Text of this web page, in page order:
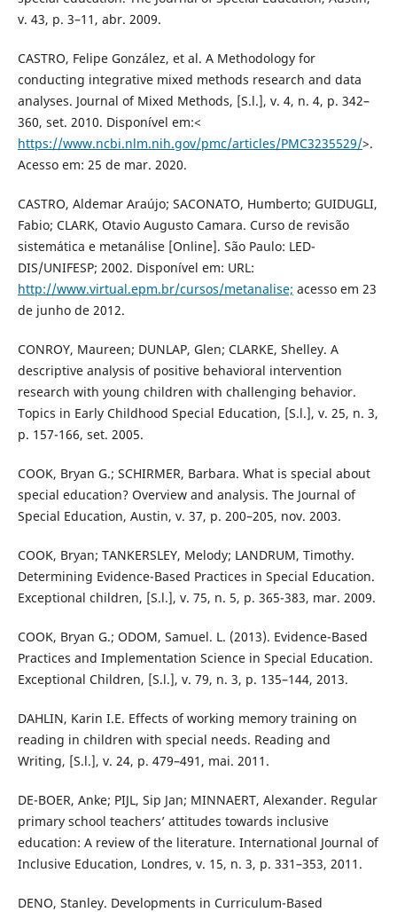
v. 43, p. 3–11, abr. 2009.
CASTRO, Felipe González, et al. A Methodology for
conducting integrative mixed methods research and data
analyses. Journal of Mixed Methods, [S.l.], v. 4, n. 4, p. 342–
360, set. 2010. Disponível em:<
https://www.ncbi.nlm.nih.gov/pmc/articles/PMC3235529/>.
Acesso em: 25 de mar. 2020.
CASTRO, Aldemar Araújo; SACONATO, Humberto; GUIDUGLI,
Fabio; CLARK, Otavio Augusto Camara. Curso de revisão
sistemática e metanálise [Online]. São Paulo: LED-
DIS/UNIFESP; 2002. Disponível em: URL:
http://www.virtual.epm.br/cursos/metanalise; acesso em 23
de junho de 2012.
CONROY, Maureen; DUNLAP, Glen; CLARKE, Shelley. A
descriptive analysis of positive behavioral intervention
research with young children with challenging behavior.
Topics in Early Childhood Special Education, [S.l.], v. 25, n. 3,
p. 157-166, set. 2005.
COOK, Bryan G.; SCHIRMER, Barbara. What is special about
special education? Overview and analysis. The Journal of
Special Education, Austin, v. 37, p. 200–205, nov. 2003.
COOK, Bryan; TANKERSLEY, Melody; LANDRUM, Timothy.
Determining Evidence-Based Practices in Special Education.
Exceptional children, [S.l.], v. 75, n. 5, p. 365-383, mar. 2009.
COOK, Bryan G.; ODOM, Samuel. L. (2013). Evidence-Based
Practices and Implementation Science in Special Education.
Exceptional Children, [S.l.], v. 79, n. 3, p. 135–144, 2013.
DAHLIN, Karin I.E. Effects of working memory training on
reading in children with special needs. Reading and
Writing, [S.l.], v. 24, p. 479–491, mai. 2011.
DE-BOER, Anke; PIJL, Sip Jan; MINNAERT, Alexander. Regular
primary school teachers’ attitudes towards inclusive
education: A review of the literature. International Journal of
Inclusive Education, Londres, v. 15, n. 3, p. 331–353, 2011.
DENO, Stanley. Developments in Curriculum-Based